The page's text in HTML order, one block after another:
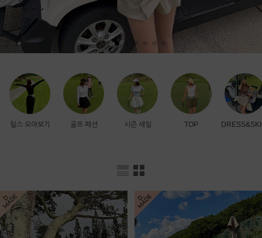
릴스 모아보기 골프 패션 시즌 세일 TOP